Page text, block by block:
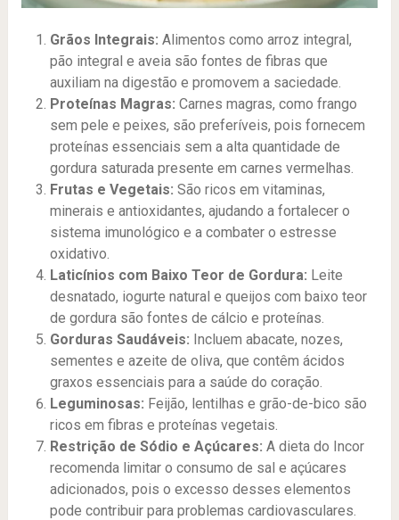
Grãos Integrais: Alimentos como arroz integral,
pão integral e aveia são fontes de fibras que
auxiliam na digestão e promovem a saciedade.
Proteínas Magras: Carnes magras, como frango
sem pele e peixes, são preferíveis, pois fornecem
proteínas essenciais sem a alta quantidade de
gordura saturada presente em carnes vermelhas.
Frutas e Vegetais: São ricos em vitaminas,
minerais e antioxidantes, ajudando a fortalecer o
sistema imunológico e a combater o estresse
oxidativo.
Laticínios com Baixo Teor de Gordura: Leite
desnatado, iogurte natural e queijos com baixo teor
de gordura são fontes de cálcio e proteínas.
Gorduras Saudáveis: Incluem abacate, nozes,
sementes e azeite de oliva, que contêm ácidos
graxos essenciais para a saúde do coração.
Leguminosas: Feijão, lentilhas e grão-de-bico são
ricos em fibras e proteínas vegetais.
Restrição de Sódio e Açúcares: A dieta do Incor
recomenda limitar o consumo de sal e açúcares
adicionados, pois o excesso desses elementos
pode contribuir para problemas cardiovasculares.